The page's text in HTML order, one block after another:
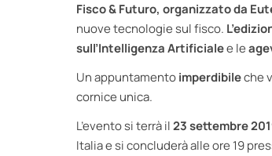
Fisco & Futuro, organizzato da
nuove tecnologie sul fisco.
sull’Intelligenza Artificialee le
Un appuntamentoimperdibileche
cornice unica.
L’evento si terrà il23 settembre
Italia e si concluderà alle ore 19